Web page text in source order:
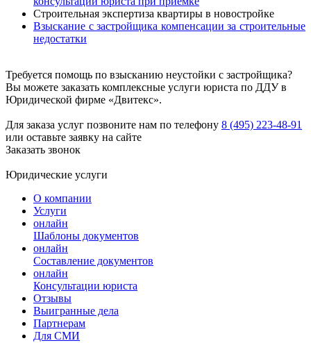
Строительная экспертиза квартиры в новостройке
Взыскание с застройщика компенсации за строительные
недостатки
Требуется помощь по взысканию неустойки с застройщика?
Вы можете заказать комплексные услуги юриста по ДДУ в
Юридической фирме «Двитекс».
Для заказа услуг позвоните нам по телефону 8 (495) 223-48-91
или оставьте заявку на сайте
Заказать звонок
Юридические услуги
О компании
Услуги
онлайн
Шаблоны документов
онлайн
Составление документов
онлайн
Консультации юриста
Отзывы
Выигранные дела
Партнерам
Для СМИ